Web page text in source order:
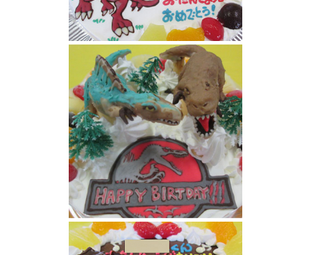
恐竜ケーキ
ジェラシックパーク恐竜ケーキ